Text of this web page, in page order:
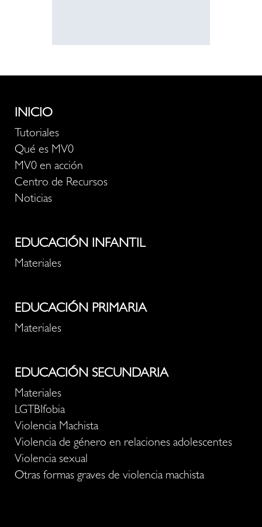
INICIO
Tutoriales
Qué es MV0
MV0 en acción
Centro de Recursos
Noticias
EDUCACIÓN INFANTIL
Materiales
EDUCACIÓN PRIMARIA
Materiales
EDUCACIÓN SECUNDARIA
Materiales
LGTBIfobia
Violencia Machista
Violencia de género en relaciones adolescentes
Violencia sexual
Otras formas graves de violencia machista